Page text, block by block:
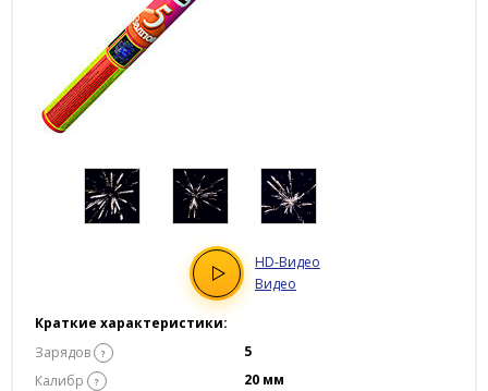
HD-Видео
Видео
Краткие характеристики:
Зарядов
?
5
Калибр
?
20 мм